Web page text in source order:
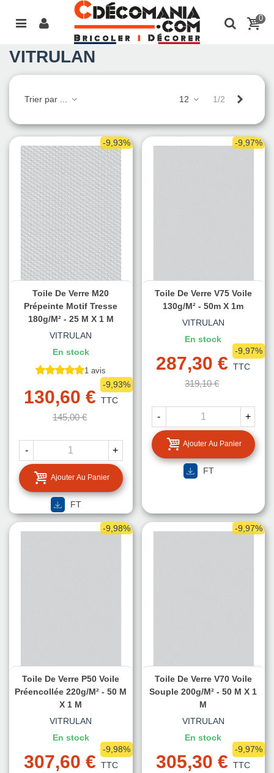
0
VITRULAN
Trier par ... 12 1/2
-9,93%
Toile De Verre M20
Prépeinte Motif Tresse
180g/m² - 25 M X 1 M
VITRULAN
En stock
1 avis
130,60 € TTC
145,00 €
-9,93%
- +
Ajouter Au Panier
FT
-9,97%
Toile De Verre V75 Voile
130g/m² - 50m X 1m
VITRULAN
En stock
287,30 € TTC
319,10 €
-9,97%
- +
Ajouter Au Panier
FT
-9,98%
Toile De Verre P50 Voile
Préencollée 220g/m² - 50 M
X 1 M
VITRULAN
En stock
307,60 € TTC
-9,98%
-9,97%
Toile De Verre V70 Voile
Souple 200g/m² - 50 M X 1
M
VITRULAN
En stock
305,30 € TTC
-9,97%